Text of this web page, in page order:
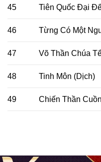
45 Tiên Quốc Đại
46 Từng Có Một
47 Võ Thần Chúa
48 Tinh Môn (Dịch)
49 Chiến Thần